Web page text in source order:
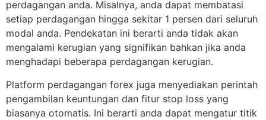
perdagangan anda. Misalnya, anda dapat membatasi
setiap perdagangan hingga sekitar 1 persen dari seluruh
modal anda. Pendekatan ini berarti anda tidak akan
mengalami kerugian yang signifikan bahkan jika anda
menghadapi beberapa perdagangan kerugian.
Platform perdagangan forex juga menyediakan perintah
pengambilan keuntungan dan fitur stop loss yang
biasanya otomatis. Ini berarti anda dapat mengatur titik